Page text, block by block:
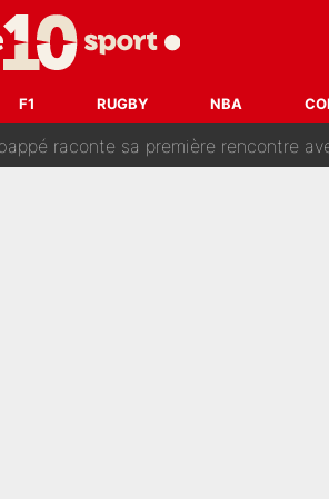
F1 RUGBY NBA
Mbappé et Achraf Hakimi
star du XV de France a perdu sa
raconte sa première rencontre avec